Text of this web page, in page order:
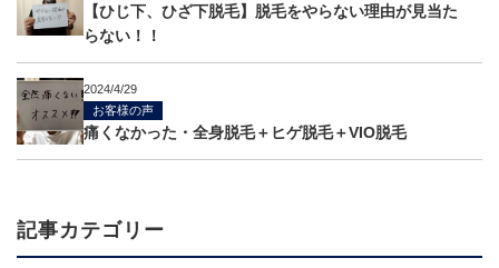
【ひじ下、ひざ下脱毛】脱毛をやらない理由が見当た
らない！！
2024/4/29
お客様の声
痛くなかった・全身脱毛＋ヒゲ脱毛＋VIO脱毛
記事カテゴリー